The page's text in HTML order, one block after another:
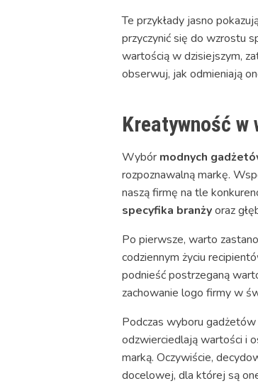
Te przykłady jasno
przyczynić się do wzrostu
wartością w dzisiejszym,
obserwuj, jak odmieniają
Kreatywność w
Wybór modnych
rozpoznawalną markę.
naszą firmę na tle
specyfika branżyoraz
Po pierwsze, warto
codziennym życiu
podnieść postrzeganą
zachowanie logo firmy w
Podczas wyboru
odzwierciedlają wartości i
marką. Oczywiście,
docelowej, dla której są